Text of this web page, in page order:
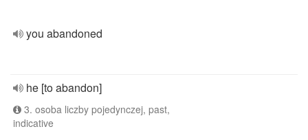
you abandoned
he [to abandon]
3. osoba liczby pojedynczej, past,
indicative